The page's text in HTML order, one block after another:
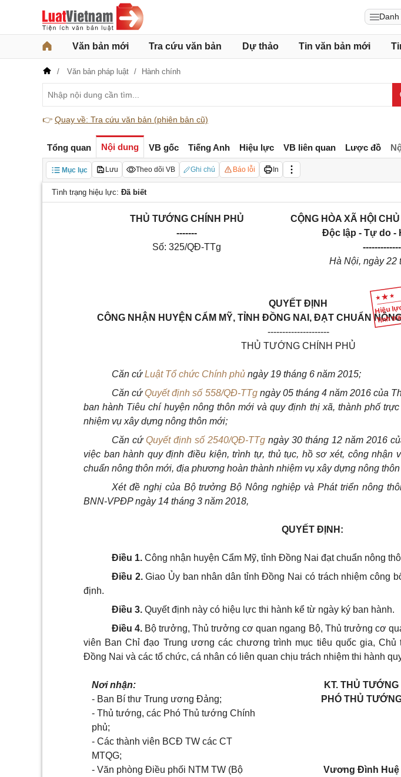
Văn bản mới Tra cứu văn bản Dự thảo Tin văn bản mới
Văn bản pháp luật Hành chính
👉 Quay về: Tra cứu văn bản (phiên bản cũ)
Tổng quan Nội dung VB gốc Tiếng Anh Hiệu lực VB liên quan Lược đồ
Mục lục Lưu Theo dõi VB Ghi chú Báo lỗi In
Tình trạng hiệu lực: Đã biết
Hiệu
Tình
THỦ TƯỚNG CHÍNH PHỦ
-------
Số:325/QĐ-TTg
CỘNG HÒA XÃ HỘI
Độc lập - Tự do -
Hà Nội, ngày22
QUYẾT ĐỊNH
CÔNG NHẬN HUYỆN CẨM MỸ, TỈNH ĐỒNG NAI , ĐẠT CHUẨN
---------------------
THỦ TƯỚNG CHÍNH PHỦ
Căn cứLuật Tổ chức Chính phủ ngày 19 tháng 6 năm 2015;
Căn cứQuyết định số 558/QĐ-TTgngày 05 tháng 4 năm 2016 của
ban hành Tiêu chí huyện nông thôn mới và quy định thị xã, thành phố
nhiệm vụ xây dựng nông thôn mới;
Căn cứ Quyết định số 2540/QĐ-TTg ngày 30 tháng 12 năm 2016
việc ban hành quy định điều kiện, trình tự, thủ tục, hồ sơ xét, công nhận
chuẩn nông thôn mới, địa phương hoàn thành nhiệm vụ xây dựng nông
Xét đề nghị của Bộ trưởng Bộ Nông nghiệp và Phát triển nông
BNN-VPĐP ngày 14 tháng 3 năm 2018,
QUYẾT ĐỊNH:
Điều 1. Công nhận huyện Cẩm Mỹ, tỉnh Đồng Nai đạt chuẩn nông
Điều 2.Giao Ủy ban nhân dân tỉnh Đồng Nai có trách nhiệm công
định.
Điều 3. Quyết định này có hiệu lực thi hành kể từ ngày ký ban hành.
Điều 4. Bộ trưởng, Thủ trưởng cơ quan ngang Bộ, Thủ trưởng cơ
viên Ban Chỉ đạo Trung ương các chương trình mục tiêu quốc gia, Chủ
Đồng Nai và các tổ chức, cá nhân có liên quan chịu trách nhiệm thi hành
Nơi nhận:
- Ban Bí thư Trung ương Đảng;
- Thủ tướng, các Phó Thủ tướng Chính
phủ;
- Các thành viên BCĐ TW các CT
MTQG;
- Văn phòng Điều phối NTM TW (Bộ
KT. THỦ TƯỚNG
PHÓ THỦ
Vương Đình Huệ